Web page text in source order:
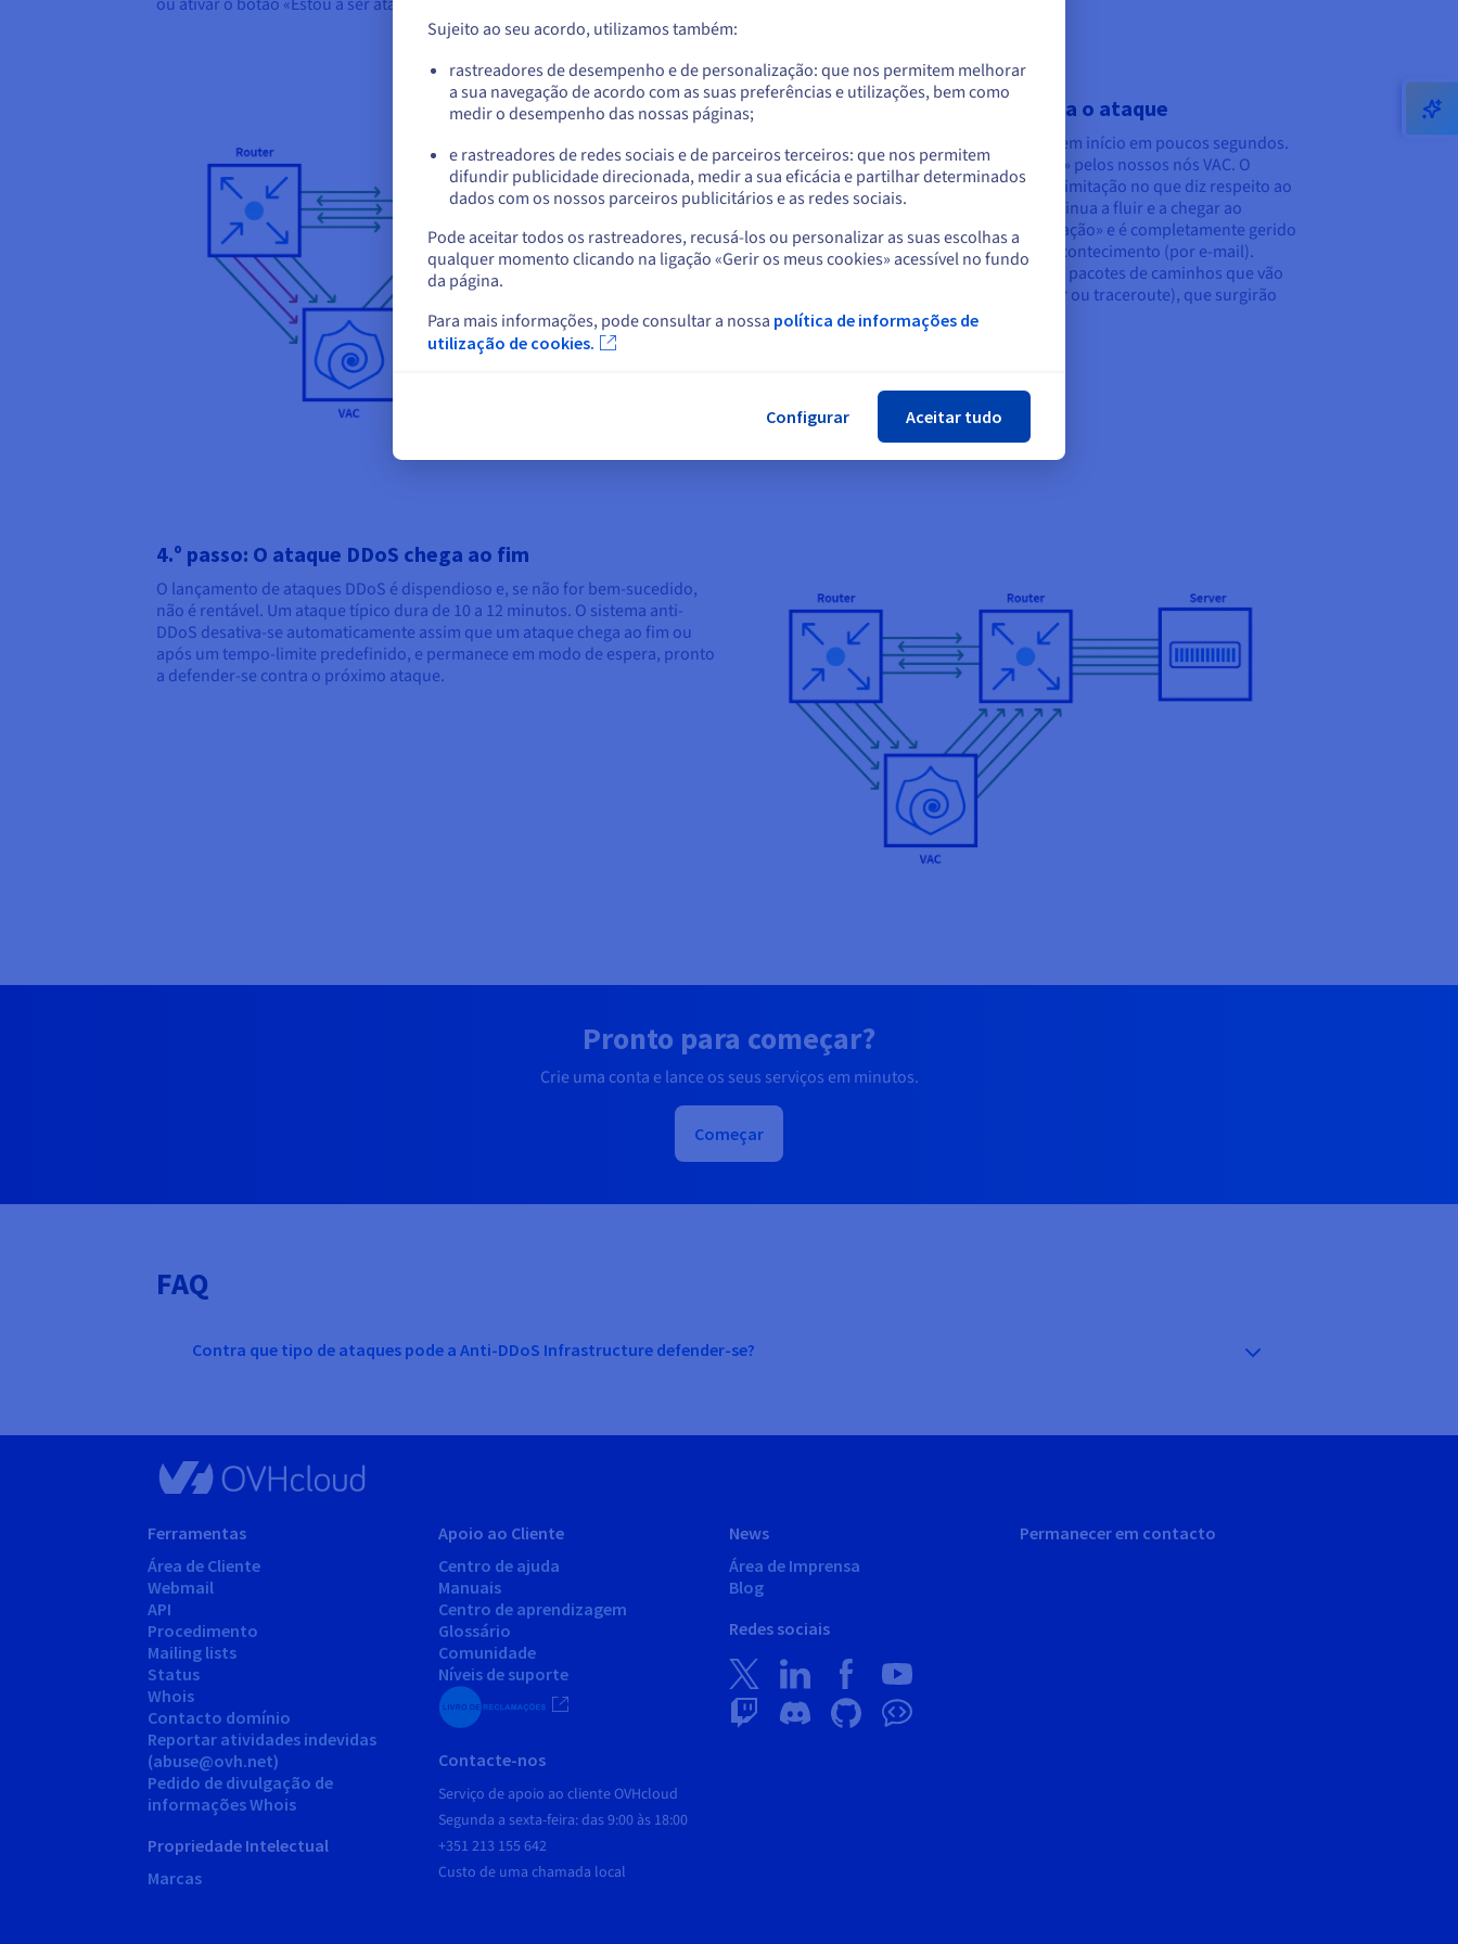
3.º passo: O Anti-DDoS (VAC) mitiga o ataque
Quando um ataque é detetado, a mitigação tem início em poucos segundos.
O tráfego de entrada do servidor é «aspirado» pelos nossos nós VAC. O
ataque será então bloqueado sem qualquer limitação no que diz respeito ao
volume ou à duração. O tráfego legítimo continua a fluir e a chegar ao
servidor. Este processo chama-se «automitigação» e é completamente gerido
pela OVHcloud. Receberá um aviso sobre o acontecimento (por e-mail).
Também pode observar, enquanto analisa os pacotes de caminhos que vão
para o seu servidor ou serviço (utilizando mtr ou traceroute), que surgirão
«estágios VAC anti-DDoS».
4.º passo: O ataque DDoS chega ao fim
O lançamento de ataques DDoS é dispendioso e, se não for bem-sucedido,
não é rentável. Um ataque típico dura de 10 a 12 minutos. O sistema anti-
DDoS desativa-se automaticamente assim que um ataque chega ao fim ou
após um tempo-limite predefinido, e permanece em modo de espera, pronto
a defender-se contra o próximo ataque.
Pronto para começar?
Crie uma conta e lance os seus serviços em minutos.
Começar
FAQ
Contra que tipo de ataques pode a Anti-DDoS Infrastructure defender-se?
Ferramentas
Área de Cliente
Webmail
API
Procedimento
Mailing lists
Status
Whois
Contacto domínio
Reportar atividades indevidas
(abuse@ovh.net)
Pedido de divulgação de
informações Whois
Propriedade Intelectual
Marcas
Apoio ao Cliente
Centro de ajuda
Manuais
Centro de aprendizagem
Glossário
Comunidade
Níveis de suporte
Contacte-nos
Serviço de apoio ao cliente OVHcloud
Segunda a sexta-feira: das 9:00 às 18:00
+351 213 155 642
Custo de uma chamada local
News
Área de Imprensa
Blog
Redes sociais
Permanecer em contacto
Aceder ao website do Estados Unidos
us.ovhcloud.com/
security Inglês USD - $
ou
Ficar no website atual
Selecionar outro website
Sujeito ao seu acordo, utilizamos também:
rastreadores de desempenho e de personalização: que nos permitem melhorar
a sua navegação de acordo com as suas preferências e utilizações, bem como
medir o desempenho das nossas páginas;
e rastreadores de redes sociais e de parceiros terceiros: que nos permitem
difundir publicidade direcionada, medir a sua eficácia e partilhar determinados
dados com os nossos parceiros publicitários e as redes sociais.
Pode aceitar todos os rastreadores, recusá-los ou personalizar as suas escolhas a
qualquer momento clicando na ligação «Gerir os meus cookies» acessível no fundo
da página.
Para mais informações, pode consultar a nossa política de informações de
utilização de cookies.
Configurar Aceitar tudo